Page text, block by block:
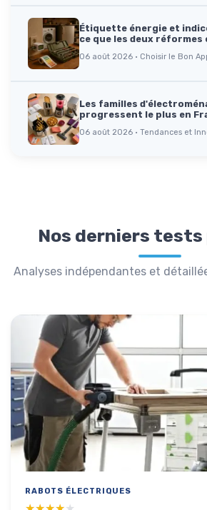
Étiquette énergie et
ce que les deux réformes
06 août 2026 · Choisir le Bon
Les familles
progressent le plus en
06 août 2026 · Tendances et
Nos derniers
Analyses indépendantes et
RABOTS ÉLECTRIQUES